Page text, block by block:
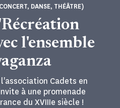
l'ensemble
DANSE, THÉÂTRE)
Cadets en
à une promenade
du XVIIIe siècle !